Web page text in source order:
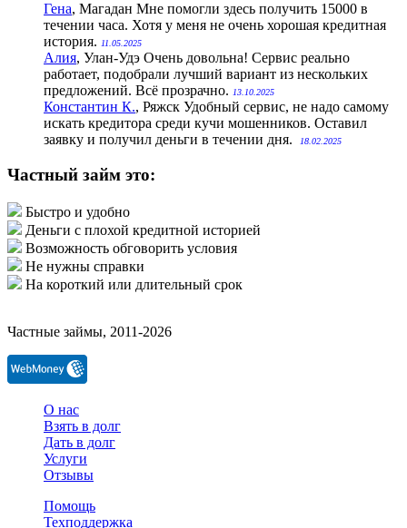
Гена, Магадан Мне помогли здесь получить 15000 в
течении часа. Хотя у меня не очень хорошая кредитная
история. 11.05.2025
Алия, Улан-Удэ Очень довольна! Сервис реально
работает, подобрали лучший вариант из нескольких
предложений. Всё прозрачно. 13.10.2025
Константин К., Ряжск Удобный сервис, не надо самому
искать кредитора среди кучи мошенников. Оставил
заявку и получил деньги в течении дня.
18.02.2025
Частный займ это:
Быстро и удобно
Деньги с плохой кредитной историей
Возможность обговорить условия
Не нужны справки
На короткий или длительный срок
Частные займы, 2011-2026
О нас
Взять в долг
Дать в долг
Услуги
Отзывы
Помощь
Техподдержка